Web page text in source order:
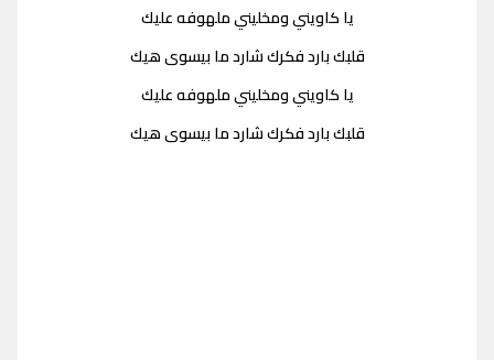
يا كاويني ومخليني ملهوفه عليك
قلبك بارد فكرك شارد ما بيسوى هيك
يا كاويني ومخليني ملهوفه عليك
قلبك بارد فكرك شارد ما بيسوى هيك